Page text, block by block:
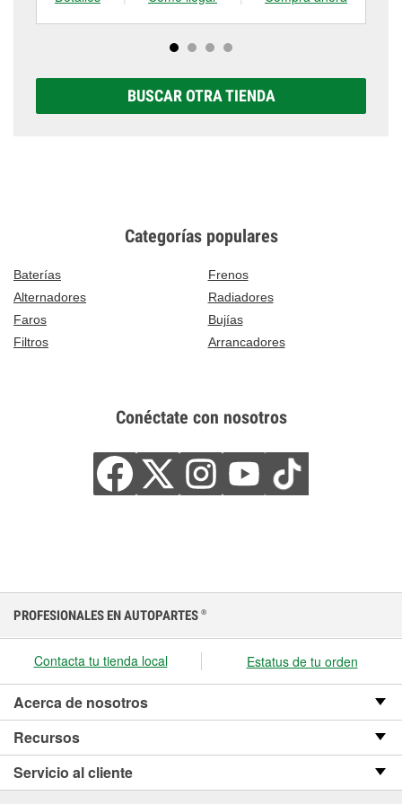
BUSCAR OTRA TIENDA
Categorías populares
Baterías
Frenos
Alternadores
Radiadores
Faros
Bujías
Filtros
Arrancadores
Conéctate con nosotros
PROFESIONALES EN AUTOPARTES ®
Contacta tu tienda local Estatus de tu orden
Acerca de nosotros
Recursos
Servicio al cliente